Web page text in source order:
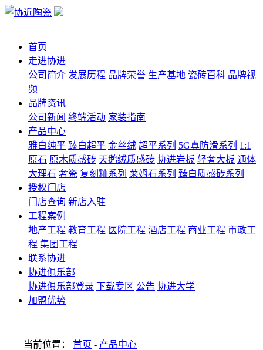
首页
走进协进
公司简介 发展历程 品牌荣誉 生产基地 瓷砖百科 品牌视
频
品牌资讯
公司新闻 终端活动 家装指南
产品中心
雅白纯平 臻白超平 金丝绒 超平系列 5G真防滑系列 1:1
原石 原木质感砖 天鹅绒质感砖 协进岩板 轻奢大板 通体
大理石 奢瓷 复刻釉系列 莱姆石系列 臻白质感砖系列
授权门店
门店查询 新店入驻
工程案例
地产工程 教育工程 医院工程 酒店工程 商业工程 市政工
程 集团工程
联系协进
协进俱乐部
协进俱乐部登录 下载专区 公告 协进大学
加盟优势
当前位置： 首页 - 产品中心